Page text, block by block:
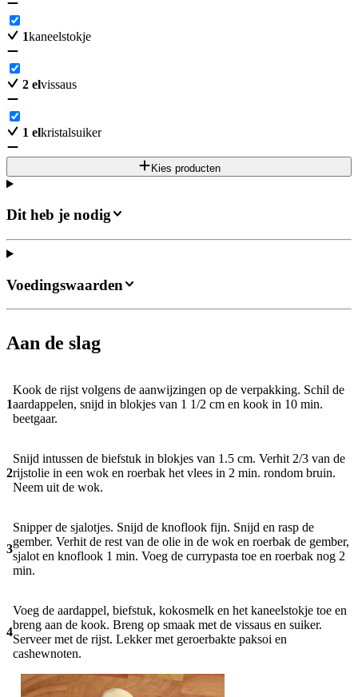
1kaneelstokje
2 elvissaus
1 elkristalsuiker
Kies producten
Dit heb je nodig
Aan de slag
1
Kook de rijst volgens de aanwijzingen op de verpakking. Schil de
aardappelen, snijd in blokjes van 1 1/2 cm en kook in 10 min.
beetgaar.
2
Snijd intussen de biefstuk in blokjes van 1.5 cm. Verhit 2/3 van de
rijstolie in een wok en roerbak het vlees in 2 min. rondom bruin.
Neem uit de wok.
3
Snipper de sjalotjes. Snijd de knoflook fijn. Snijd en rasp de
gember. Verhit de rest van de olie in de wok en roerbak de gember,
sjalot en knoflook 1 min. Voeg de currypasta toe en roerbak nog 2
min.
4
Voeg de aardappel, biefstuk, kokosmelk en het kaneelstokje toe en
breng aan de kook. Breng op smaak met de vissaus en suiker.
Serveer met de rijst. Lekker met geroerbakte paksoi en
cashewnoten.
Voedingswaarden